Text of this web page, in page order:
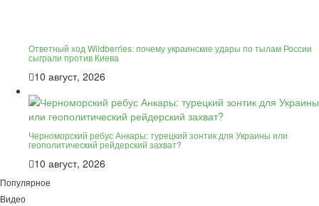
Ответный ход Wildberries: почему украинские удары по тылам России
сыграли против Киева
10 август, 2026
Черноморский ребус Анкары: турецкий зонтик для Украины или
геополитический рейдерский захват?
10 август, 2026
Популярное
Видео